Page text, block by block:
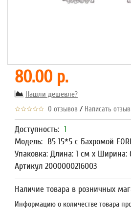
80.00 р.
Нашли дешевле?
0 отзывов / Написать отзыв
Доступность: 1
Модель: В5 15*5 с Бахромой
Упаковка: Длина: 1 см x Ширина:
Артикул 2000000216003
Наличие товара в розничных
Информацию о количестве товара